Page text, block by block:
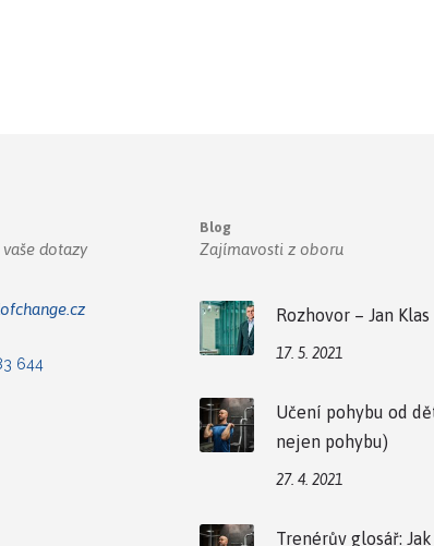
dotazy
644
Blog
Zajímavosti z oboru
Rozhovor – Jan Klas
17. 5. 2021
Učení pohybu od
nejen pohybu)
27. 4. 2021
Trenérův glosář: Jak